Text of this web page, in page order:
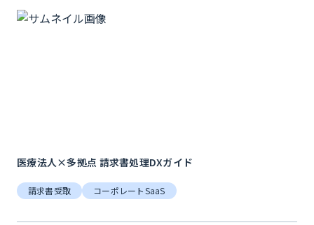
医療法人×多拠点 請求書処理DXガイド
請求書受取 コーポレートSaaS